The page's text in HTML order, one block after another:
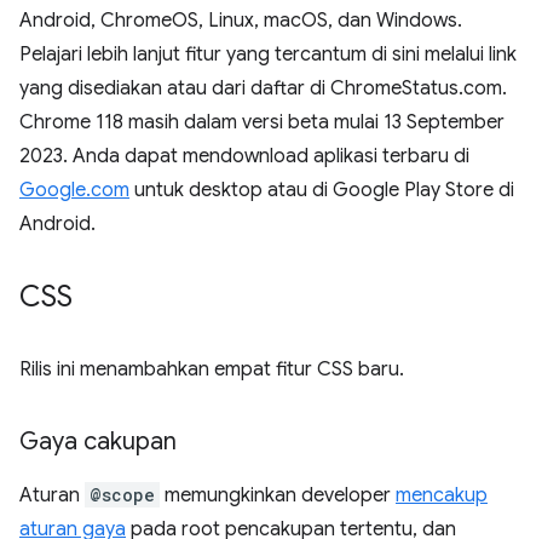
Android, ChromeOS, Linux, macOS, dan Windows.
Pelajari lebih lanjut fitur yang tercantum di sini melalui link
yang disediakan atau dari daftar di ChromeStatus.com.
Chrome 118 masih dalam versi beta mulai 13 September
2023. Anda dapat mendownload aplikasi terbaru di
Google.com untuk desktop atau di Google Play Store di
Android.
CSS
Rilis ini menambahkan empat fitur CSS baru.
Gaya cakupan
Aturan @scope memungkinkan developer mencakup
aturan gaya pada root pencakupan tertentu, dan